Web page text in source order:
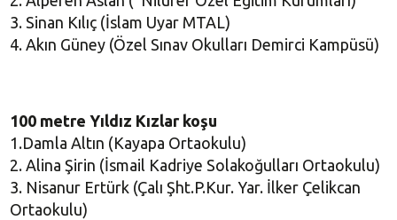
3. Sinan Kılıç (İslam Uyar MTAL)
4. Akın Güney (Özel Sınav Okulları Demirci Kampüsü)
100 metre Yıldız Kızlar koşu
1.Damla Altın (Kayapa Ortaokulu)
2. Alina Şirin (İsmail Kadriye Solakoğulları Ortaokulu)
3. Nisanur Ertürk (Çalı Şht.P.Kur. Yar. İlker Çelikcan
Ortaokulu)